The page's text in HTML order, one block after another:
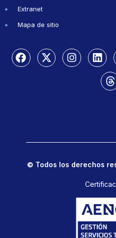
Extranet
Mapa de sitio
© Todos los derechos